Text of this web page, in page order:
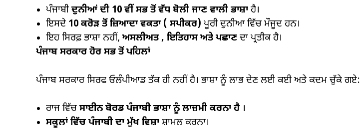
ਪੰਜਾਬੀ ਦੁਨੀਆਂ ਦੀ 10 ਵੀਂ ਸਭ ਤੋਂ ਵੱਧ ਬੋਲੀ ਜਾਣ ਵਾਲੀ ਭਾਸ਼ਾ ਹੈ।
ਇਸਦੇ 10 ਕਰੋੜ ਤੋਂ ਜ਼ਿਆਦਾ ਵਕਤਾ ( ਸਪੀਕਰ) ਪੂਰੀ ਦੁਨੀਆ ਵਿੱਚ ਮੌਜੂਦ ਹਨ।
ਇਹ ਸਿਰਫ਼ ਭਾਸ਼ਾ ਨਹੀਂ,ਅਸਲੀਅਤ , ਇਤਿਹਾਸ ਅਤੇ ਪਛਾਣ ਦਾ ਪ੍ਰਤੀਕ ਹੈ।
ਪੰਜਾਬ ਸਰਕਾਰ ਹੋਰ ਸਭ ਤੋਂ ਪਹਿਲਾਂ
ਪੰਜਾਬ ਸਰਕਾਰ ਸਿਰਫ ਓਲੰਪੀਆਡ ਤੱਕ ਹੀ ਨਹੀਂ ਹੈ। ਭਾਸ਼ਾ ਨੂੰ ਲਾਭ ਦੇਣ ਲਈ ਕਈ ਅਤੇ ਕਦਮ ਚੁੱਕੇ ਗਏ:
ਰਾਜ ਵਿੱਚ ਸਾਈਨ ਬੋਰਡ ਪੰਜਾਬੀ ਭਾਸ਼ਾ ਨੂੰ ਲਾਜ਼ਮੀ ਕਰਨਾ ਹੈ ।
ਸਕੂਲਾਂ ਵਿੱਚ ਪੰਜਾਬੀ ਦਾ ਮੁੱਖ ਵਿਸ਼ਾ ਸ਼ਾਮਲ ਕਰਨਾ।